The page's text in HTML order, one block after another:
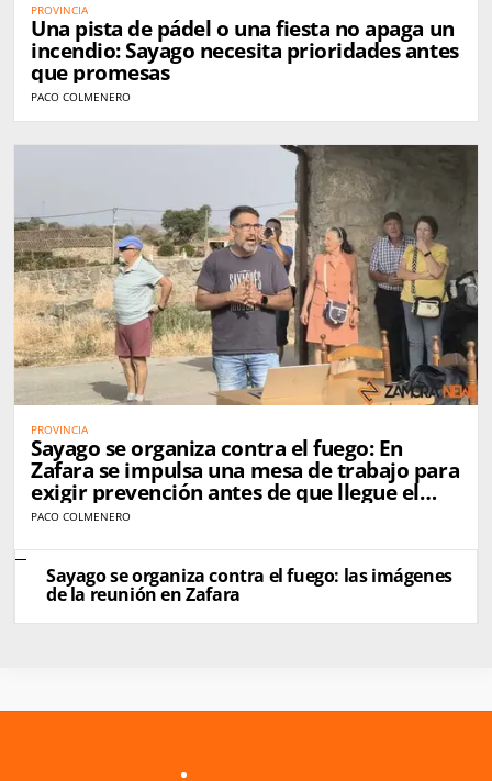
PROVINCIA
Una pista de pádel o una fiesta no apaga un
incendio: Sayago necesita prioridades antes
que promesas
PACO COLMENERO
PROVINCIA
Sayago se organiza contra el fuego: En
Zafara se impulsa una mesa de trabajo para
exigir prevención antes de que llegue el
próximo incendio
PACO COLMENERO
Sayago se organiza contra el fuego: las imágenes
de la reunión en Zafara